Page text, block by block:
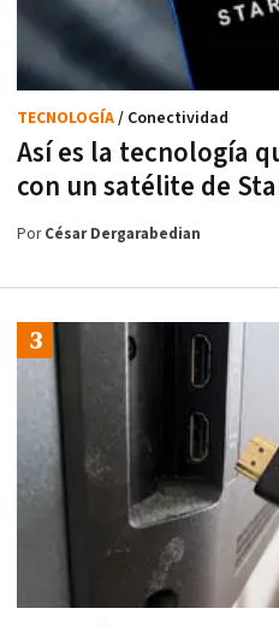
Así es la tecnología
con un satélite de
TECNOLOGÍA/ Conectividad
PorCésar Dergarabedian